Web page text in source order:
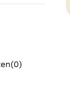
(0)